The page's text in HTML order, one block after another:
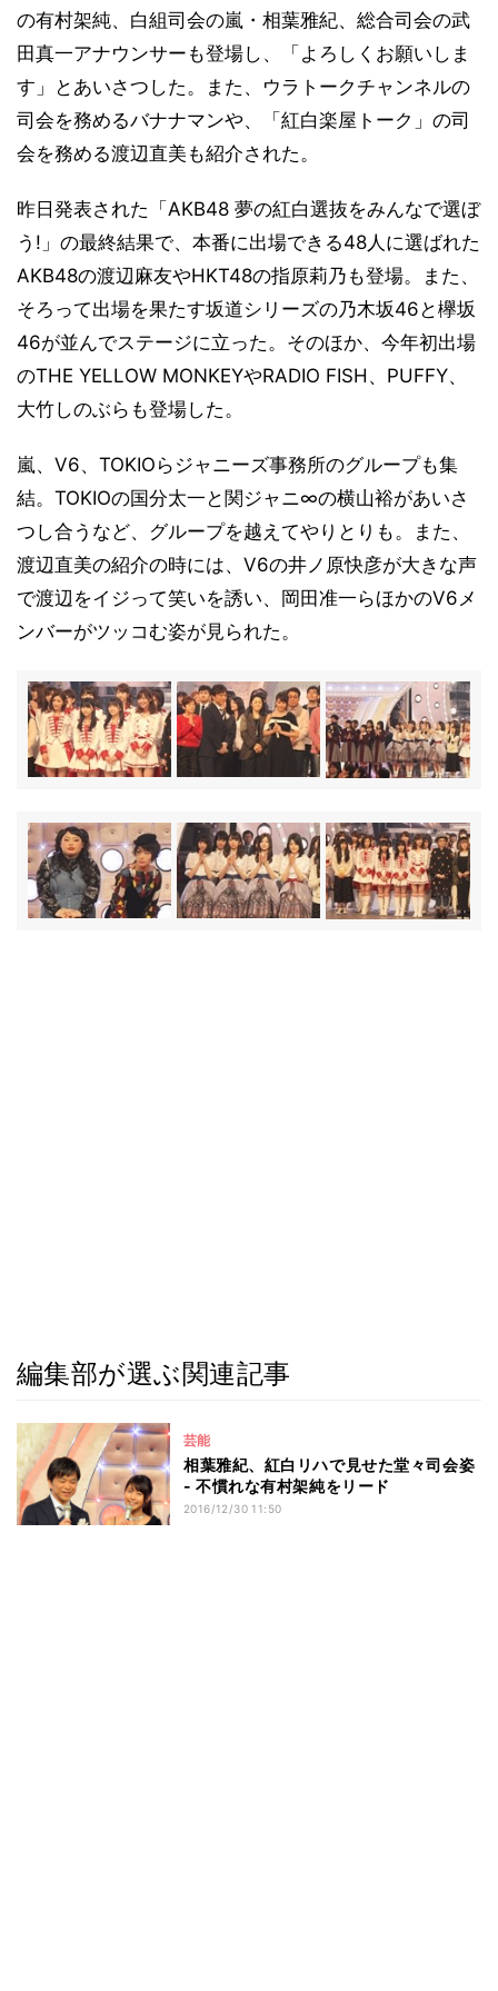
の有村架純、白組司会の嵐・相葉雅紀、総合司会の武
田真一アナウンサーも登場し、「よろしくお願いしま
す」とあいさつした。また、ウラトークチャンネルの
司会を務めるバナナマンや、「紅白楽屋トーク」の司
会を務める渡辺直美も紹介された。
昨日発表された「AKB48 夢の紅白選抜をみんなで選ぼ
う!」の最終結果で、本番に出場できる48人に選ばれた
AKB48の渡辺麻友やHKT48の指原莉乃も登場。また、
そろって出場を果たす坂道シリーズの乃木坂46と欅坂
46が並んでステージに立った。そのほか、今年初出場
のTHE YELLOW MONKEYやRADIO FISH、PUFFY、
大竹しのぶらも登場した。
嵐、V6、TOKIOらジャニーズ事務所のグループも集
結。TOKIOの国分太一と関ジャニ∞の横山裕があいさ
つし合うなど、グループを越えてやりとりも。また、
渡辺直美の紹介の時には、V6の井ノ原快彦が大きな声
で渡辺をイジって笑いを誘い、岡田准一らほかのV6メ
ンバーがツッコむ姿が見られた。
編集部が選ぶ関連記事
芸能
相葉雅紀、紅白リハで見せた堂々司会姿
- 不慣れな有村架純をリード
2016/12/30 11:50